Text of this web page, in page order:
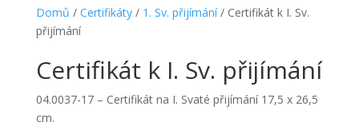
Domů / Certifikáty/ 1. Sv. přijímání/ Certifikát k I. Sv.
přijímání
Certifikát k I. Sv. přijímání
04.0037-17 – Certifikát na I. Svaté přijímání 17,5 x 26,5
cm.